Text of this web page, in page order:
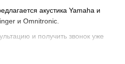
акустика Yamaha и
и Omnitronic.
и получить звонок уже